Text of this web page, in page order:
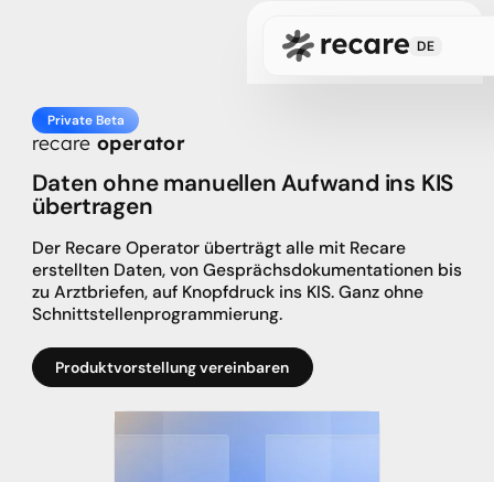
DE
Beratung vereinbaren
recareoperator
Private Beta
Daten ohne manuellen Aufwand ins KIS
übertragen
Der Recare Operator überträgt alle mit Recare
erstellten Daten, von Gesprächsdokumentationen bis
zu Arztbriefen, auf Knopfdruck ins KIS. Ganz ohne
Schnittstellenprogrammierung.
Produktvorstellung vereinbaren